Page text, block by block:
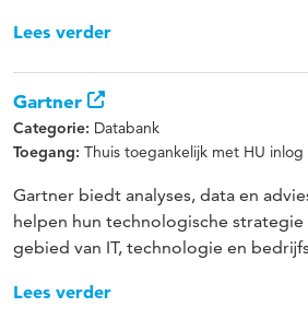
Lees verder
Gartner
Categorie: Databank
Toegang: Thuis toegankelijk met HU inlog
Gartner biedt analyses, data en
helpen hun technologische
gebied van IT, technologie en
Lees verder